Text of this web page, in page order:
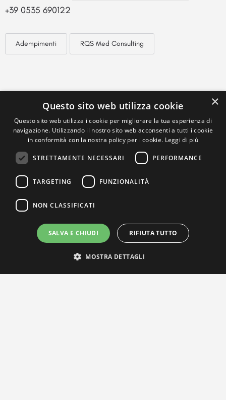
+39 0535 690122
Adempimenti RQS Med Consulting
×
Questo sito web utilizza cookie
Questo sito web utilizza i cookie per migliorare la tua esperienza di
navigazione. Utilizzando il nostro sito web acconsenti a tutti i cookie
in conformità con la nostra policy per i cookie. Leggi di più
STRETTAMENTE NECESSARI PERFORMANCE
TARGETING FUNZIONALITÀ
NON CLASSIFICATI
SALVA E CHIUDI RIFIUTA TUTTO
MOSTRA DETTAGLI